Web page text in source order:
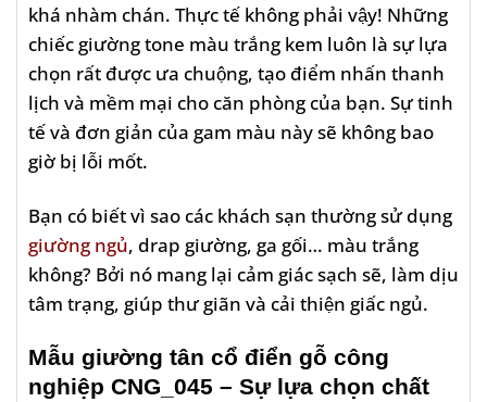
khá nhàm chán. Thực tế không phải vậy! Những
chiếc giường tone màu trắng kem luôn là sự lựa
chọn rất được ưa chuộng, tạo điểm nhấn thanh
lịch và mềm mại cho căn phòng của bạn. Sự tinh
tế và đơn giản của gam màu này sẽ không bao
giờ bị lỗi mốt.
Bạn có biết vì sao các khách sạn thường sử dụng
giường ngủ, drap giường, ga gối… màu trắng
không? Bởi nó mang lại cảm giác sạch sẽ, làm dịu
tâm trạng, giúp thư giãn và cải thiện giấc ngủ.
Mẫu giường tân cổ điển gỗ công
nghiệp CNG_045 – Sự lựa chọn chất